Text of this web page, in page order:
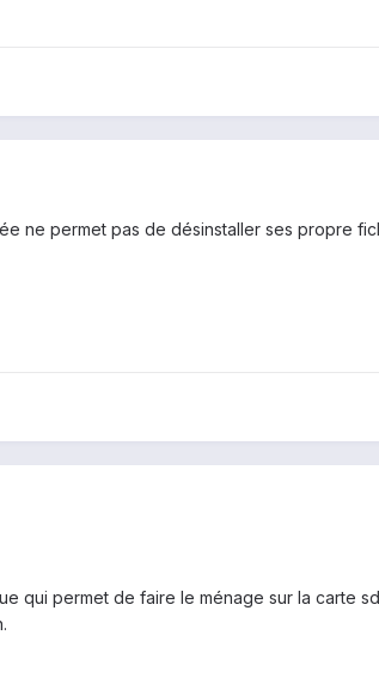
ne permet pas de désinstaller ses propre
qui permet de faire le ménage sur la carte